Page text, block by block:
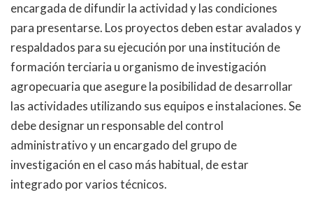
encargada de difundir la actividad y las condiciones
para presentarse. Los proyectos deben estar avalados y
respaldados para su ejecución por una institución de
formación terciaria u organismo de investigación
agropecuaria que asegure la posibilidad de desarrollar
las actividades utilizando sus equipos e instalaciones. Se
debe designar un responsable del control
administrativo y un encargado del grupo de
investigación en el caso más habitual, de estar
integrado por varios técnicos.